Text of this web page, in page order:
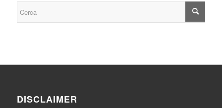
DISCLAIMER